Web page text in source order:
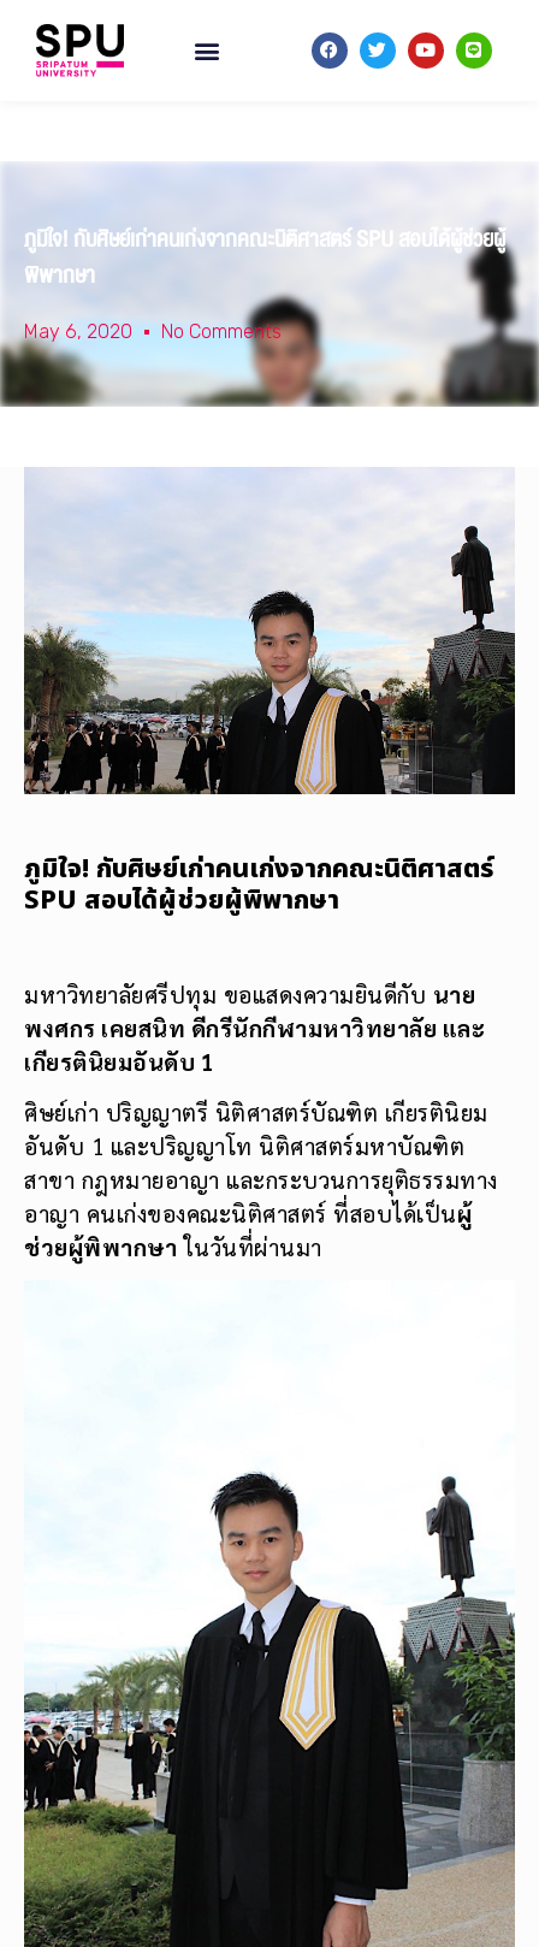
ภูมิใจ! กับศิษย์เก่าคนเก่งจากคณะนิติศาสตร์ SPU สอบได้ผู้ช่วยผู้
พิพากษา
May 6, 2020 No Comments
ภูมิใจ! กับศิษย์เก่าคนเก่งจากคณะนิติศาสตร์
SPU สอบได้ผู้ช่วยผู้พิพากษา
มหาวิทยาลัยศรีปทุม ขอแสดงความยินดีกับ นาย
พงศกร เคยสนิท ดีกรีนักกีฬามหาวิทยาลัย และ
เกียรตินิยมอันดับ 1
ศิษย์เก่า ปริญญาตรี นิติศาสตร์บัณฑิต เกียรตินิยม
อันดับ 1 และปริญญาโท นิติศาสตร์มหาบัณฑิต
สาขา กฎหมายอาญา และกระบวนการยุติธรรมทาง
อาญา คนเก่งของคณะนิติศาสตร์ ที่สอบได้เป็นผู้
ช่วยผู้พิพากษา ในวันที่ผ่านมา